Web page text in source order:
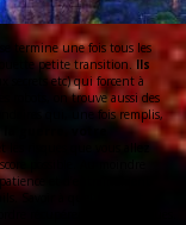
termine une fois tous les
petite transition. Ils
secrets etc) qui forcent à
robots, on trouve aussi des
qui, une fois remplis,
guerre, votre
les risques que vous allez
possible. Au moindre
et d’entraînement
Savoir à quel moment
récupérer les scientifiques.